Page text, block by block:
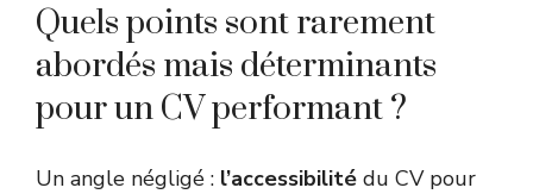
Quels points sont rarement
abordés mais déterminants
pour un CV performant ?
Un angle négligé : l’accessibilité du CV pour